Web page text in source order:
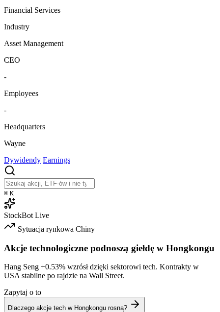
Financial Services
Industry
Asset Management
CEO
-
Employees
-
Headquarters
Wayne
Dywidendy Earnings
⌘ K
StockBot Live
Sytuacja rynkowa Chiny
Akcje technologiczne podnoszą giełdę w Hongkongu
Hang Seng +0.53% wzrósł dzięki sektorowi tech. Kontrakty w
USA stabilne po rajdzie na Wall Street.
Zapytaj o to
Dlaczego akcje tech w Hongkongu rosną?